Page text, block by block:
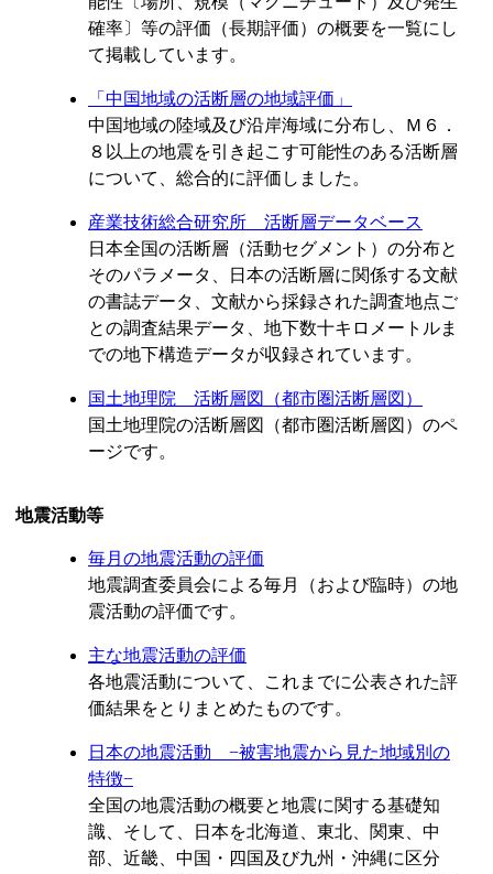
確率〕等の評価（長期評価）の概要を一覧にし
て掲載しています。
「中国地域の活断層の地域評価」
中国地域の陸域及び沿岸海域に分布し、Ｍ６．
８以上の地震を引き起こす可能性のある活断層
について、総合的に評価しました。
産業技術総合研究所 活断層データベース
日本全国の活断層（活動セグメント）の分布と
そのパラメータ、日本の活断層に関係する文献
の書誌データ、文献から採録された調査地点ご
との調査結果データ、地下数十キロメートルま
での地下構造データが収録されています。
国土地理院 活断層図（都市圏活断層図）
国土地理院の活断層図（都市圏活断層図）のペ
ージです。
震活動等
毎月の地震活動の評価
地震調査委員会による毎月（および臨時）の地
震活動の評価です。
主な地震活動の評価
各地震活動について、これまでに公表された評
価結果をとりまとめたものです。
日本の地震活動 −被害地震から見た地域別の
特徴−
全国の地震活動の概要と地震に関する基礎知
識、そして、日本を北海道、東北、関東、中
部、近畿、中国・四国及び九州・沖縄に区分